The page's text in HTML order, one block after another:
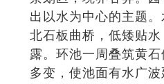
出以水为中心的主题
北石板曲桥，低矮贴
露。环池一周叠筑黄
多变，使池面有水广波